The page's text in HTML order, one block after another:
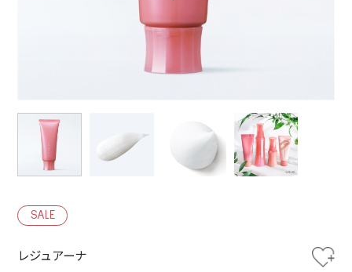
SALE
レジュアーナ